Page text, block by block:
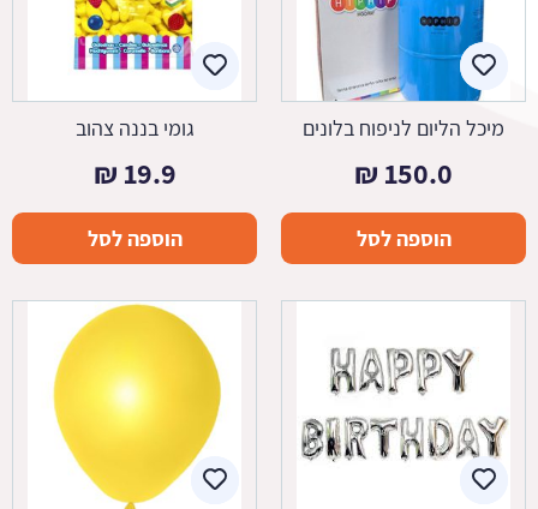
מיכל הליום לניפוח בלונים
150.0
₪
הוספה לסל
גומי בננה צהוב
19.9
₪
הוספה לסל